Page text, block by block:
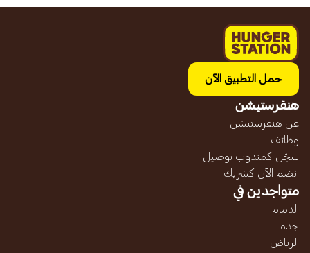
حمل التطبيق الآن
هنقرستيشن
عن هنقرستيشن
وظائف
سجّل كمندوب توصيل
انضم الآن كشريك
متواجدين في
الدمام
جده
الرياض